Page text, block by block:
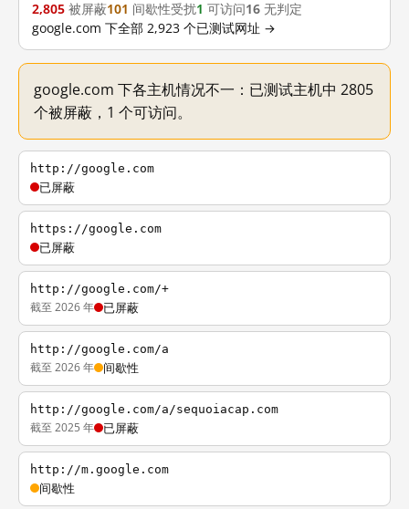
2,805 被屏蔽101 间歇性受扰1 可访问16 无判定
google.com 下全部 2,923 个已测试网址 →
google.com 下各主机情况不一：已测试主机中 2805
个被屏蔽，1 个可访问。
http://google.com
已屏蔽
https://google.com
已屏蔽
http://google.com/+
截至 2026 年 已屏蔽
http://google.com/a
截至 2026 年 间歇性
http://google.com/a/sequoiacap.com
截至 2025 年 已屏蔽
http://m.google.com
间歇性